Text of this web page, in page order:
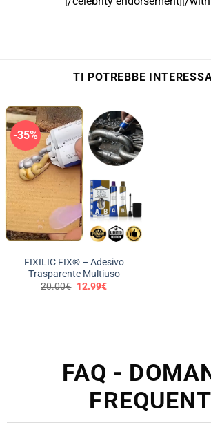
TI POTREBBE
-35%
FIXILIC FIX® – Adesivo
Trasparente Multiuso
20.00€ Il
12.99€Il
FAQ -